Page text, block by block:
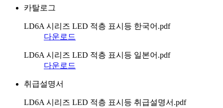
카탈로그
LD6A 시리즈 LED 적층 표시등 한국어.pdf
다운로드
LD6A 시리즈 LED 적층 표시등 일본어.pdf
다운로드
취급설명서
LD6A 시리즈 LED 적층 표시등 취급설명서.pdf